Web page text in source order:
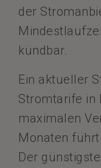
der
kündbar.
Ein aktueller
Stromtarife in
maximalen
Monaten
Der